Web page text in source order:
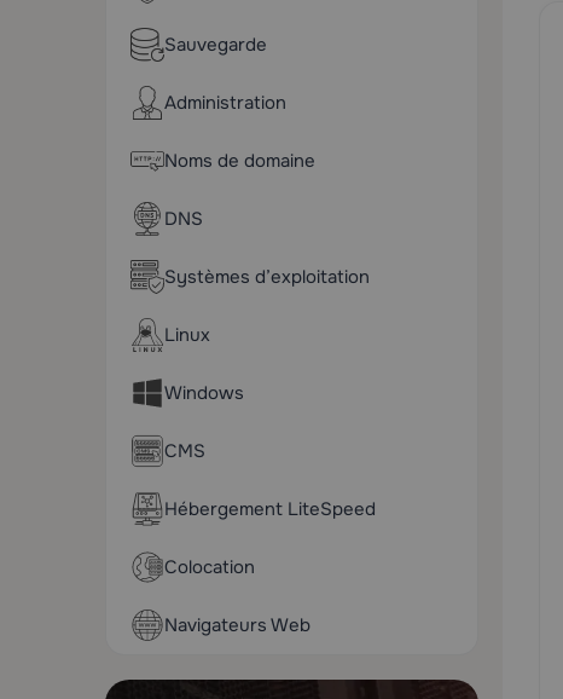
Sauvegarde
Administration
Noms de domaine
DNS
Systèmes d’exploitation
Linux
Windows
CMS
Hébergement LiteSpeed
Colocation
Navigateurs Web